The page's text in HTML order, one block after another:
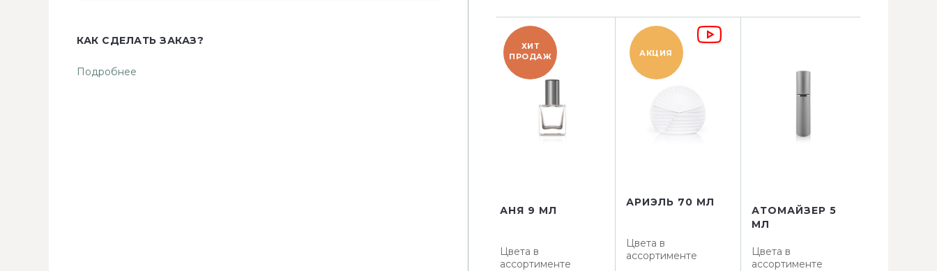
КАК СДЕЛАТЬ ЗАКАЗ?
Подробнее
ХИТ
ПРОДАЖ
АНЯ 9 МЛ
Цвета в
ассортименте
АКЦИЯ
АРИЭЛЬ 70 МЛ
Цвета в
ассортименте
АТОМАЙЗЕР 5
МЛ
Цвета в
ассортименте